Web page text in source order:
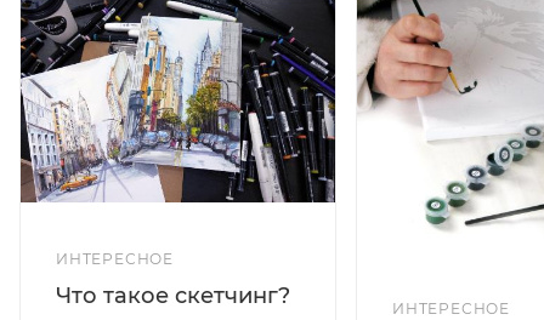
ИНТЕРЕСНОЕ
Что такое скетчинг?
ИНТЕРЕСНОЕ